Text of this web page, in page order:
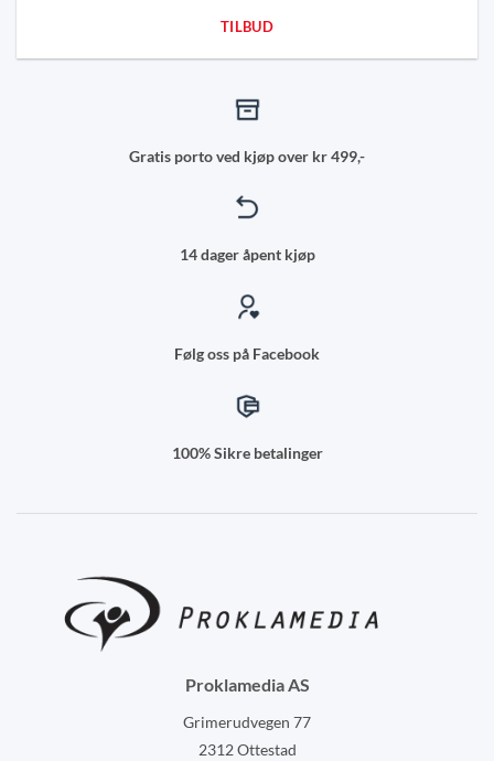
TILBUD
Gratis porto ved kjøp over kr 499,-
14 dager åpent kjøp
Følg oss på Facebook
100% Sikre betalinger
Proklamedia AS
Grimerudvegen 77
2312 Ottestad